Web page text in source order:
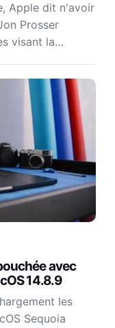
Apple dit n'avoir
Prosser
visant la…
avec
14.8.9
les
Sequoia